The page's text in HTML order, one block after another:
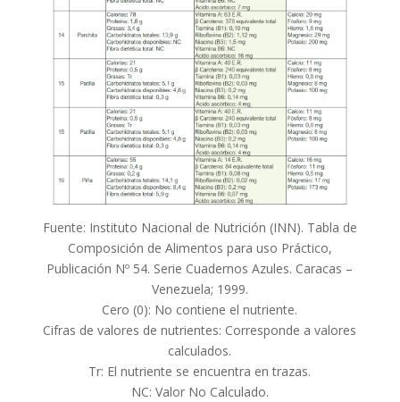
Fuente: Instituto Nacional de Nutrición (INN). Tabla de
Composición de Alimentos para uso Práctico,
Publicación Nº 54. Serie Cuadernos Azules. Caracas –
Venezuela; 1999.
Cero (0): No contiene el nutriente.
Cifras de valores de nutrientes: Corresponde a valores
calculados.
Tr: El nutriente se encuentra en trazas.
NC: Valor No Calculado.